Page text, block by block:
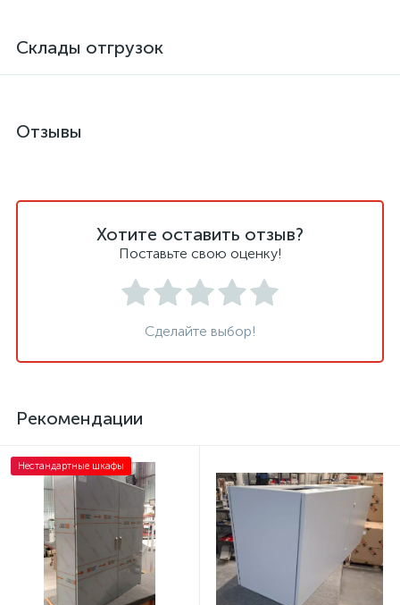
Склады отгрузок
Отзывы
Хотите оставить отзыв?
Поставьте свою оценку!
Сделайте выбор!
Рекомендации
Нестандартные шкафы